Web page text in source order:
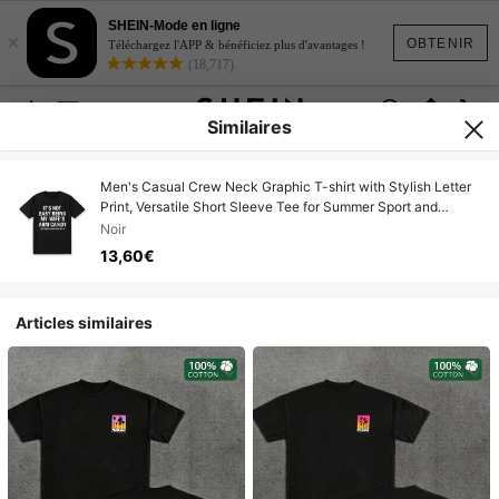
OBTENIR
×
SHEIN-Mode en ligne
Téléchargez l'APP & bénéficiez plus d'avantages !
(18,717)
Similaires
Men's Casual Crew Neck Graphic T-shirt with Stylish Letter
Print, Versatile Short Sleeve Tee for Summer Sport and
Casual Wear, Summer Fashion Pattern
Noir
13,60€
Articles similaires